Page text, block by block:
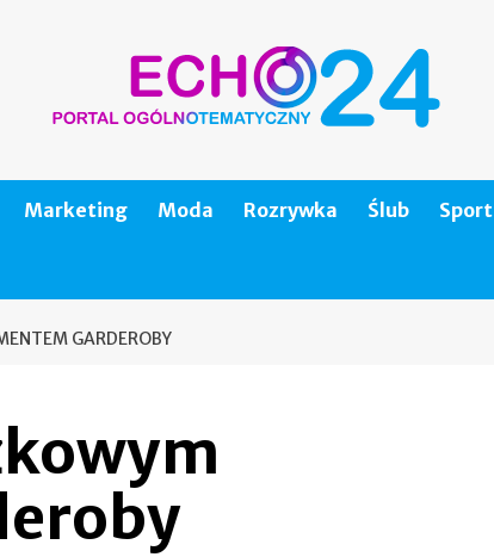
Marketing Moda Rozrywka Ślub Sport
GARDEROBY